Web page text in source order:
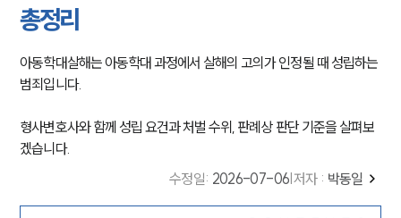
총정리
아동학대살해는 아동학대 과정에서 살해의 고의가 인정될 때 성립하는
범죄입니다.
형사변호사와 함께 성립 요건과 처벌 수위, 판례상 판단 기준을 살펴보
겠습니다.
수정일: 2026-07-06 저자 : 박동일